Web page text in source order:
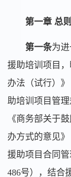
第一章 总则
第一条为
援助培训项目
办法（试行）
助培训项目管理
《商务部关于
办方式的意见
援助项目合同管
486号），结合